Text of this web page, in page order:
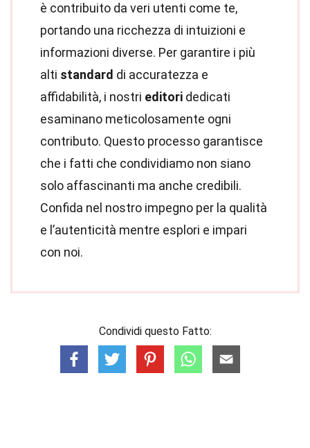
è contribuito da veri utenti come te,
portando una ricchezza di intuizioni e
informazioni diverse. Per garantire i più
alti standard di accuratezza e
affidabilità, i nostri editori dedicati
esaminano meticolosamente ogni
contributo. Questo processo garantisce
che i fatti che condividiamo non siano
solo affascinanti ma anche credibili.
Confida nel nostro impegno per la qualità
e l’autenticità mentre esplori e impari
con noi.
Condividi questo Fatto: